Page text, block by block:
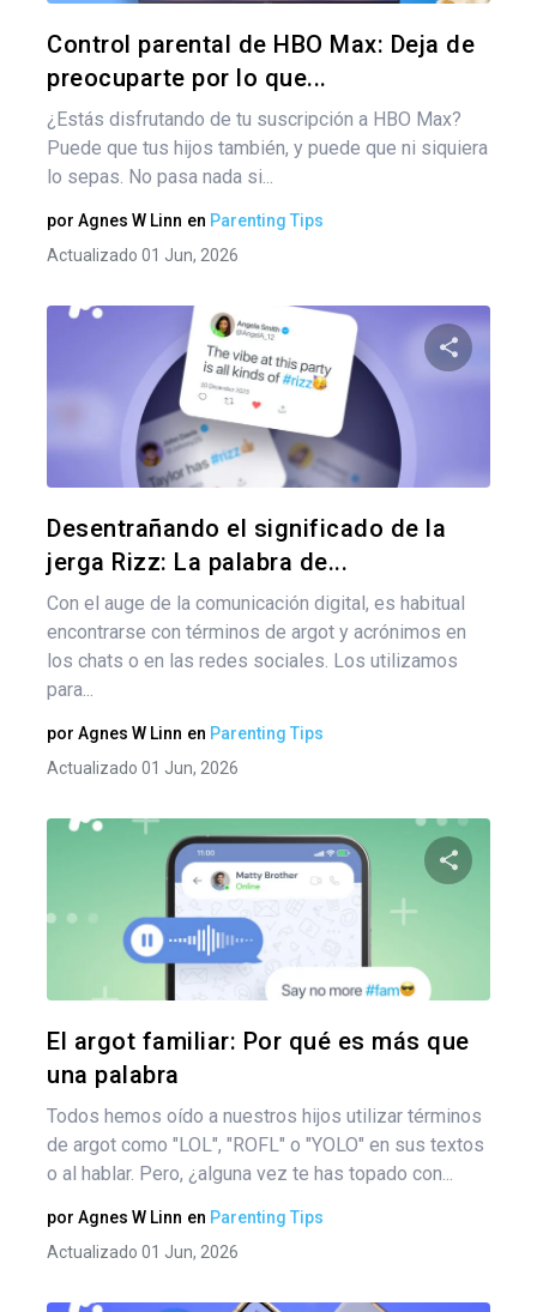
Control parental de HBO Max: Deja de
preocuparte por lo que...
¿Estás disfrutando de tu suscripción a HBO Max?
Puede que tus hijos también, y puede que ni siquiera
lo sepas. No pasa nada si...
por Agnes W Linn en Parenting Tips
Actualizado 01 Jun, 2026
Desentrañando el significado de la
jerga Rizz: La palabra de...
Con el auge de la comunicación digital, es habitual
encontrarse con términos de argot y acrónimos en
los chats o en las redes sociales. Los utilizamos
para...
por Agnes W Linn en Parenting Tips
Actualizado 01 Jun, 2026
El argot familiar: Por qué es más que
una palabra
Todos hemos oído a nuestros hijos utilizar términos
de argot como "LOL", "ROFL" o "YOLO" en sus textos
o al hablar. Pero, ¿alguna vez te has topado con...
por Agnes W Linn en Parenting Tips
Actualizado 01 Jun, 2026